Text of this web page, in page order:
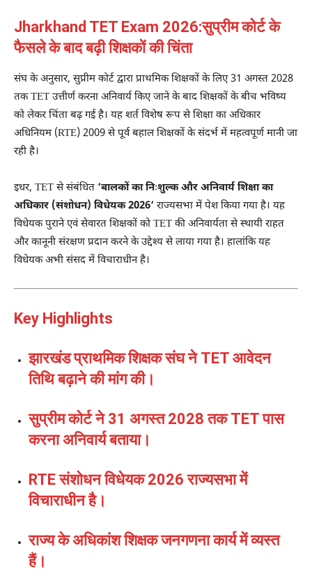
Jharkhand TET Exam 2026:सुप्रीम कोर्ट के
फैसले के बाद बढ़ी शिक्षकों की चिंता
संघ के अनुसार, सुप्रीम कोर्ट द्वारा प्राथमिक शिक्षकों के लिए 31 अगस्त 2028
तक TET उत्तीर्ण करना अनिवार्य किए जाने के बाद शिक्षकों के बीच भविष्य
को लेकर चिंता बढ़ गई है। यह शर्त विशेष रूप से शिक्षा का अधिकार
अधिनियम (RTE) 2009 से पूर्व बहाल शिक्षकों के संदर्भ में महत्वपूर्ण मानी जा
रही है।
इधर, TET से संबंधित ‘बालकों का निःशुल्क और अनिवार्य शिक्षा का
अधिकार (संशोधन) विधेयक 2026’ राज्यसभा में पेश किया गया है। यह
विधेयक पुराने एवं सेवारत शिक्षकों को TET की अनिवार्यता से स्थायी राहत
और कानूनी संरक्षण प्रदान करने के उद्देश्य से लाया गया है। हालांकि यह
विधेयक अभी संसद में विचाराधीन है।
Key Highlights
झारखंड प्राथमिक शिक्षक संघ ने TET आवेदन
तिथि बढ़ाने की मांग की।
सुप्रीम कोर्ट ने 31 अगस्त 2028 तक TET पास
करना अनिवार्य बताया।
RTE संशोधन विधेयक 2026 राज्यसभा में
विचाराधीन है।
राज्य के अधिकांश शिक्षक जनगणना कार्य में व्यस्त
हैं।